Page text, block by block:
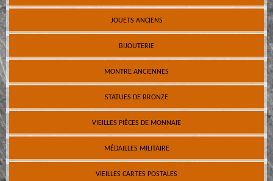
JOUETS ANCIENS
BIJOUTERIE
MONTRE ANCIENNES
STATUES DE BRONZE
VIEILLES PIÈCES DE MONNAIE
MÉDAILLES MILITAIRE
VIEILLES CARTES POSTALES